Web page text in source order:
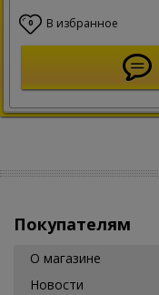
0 В избранное
Покупателям
О магазине
Новости